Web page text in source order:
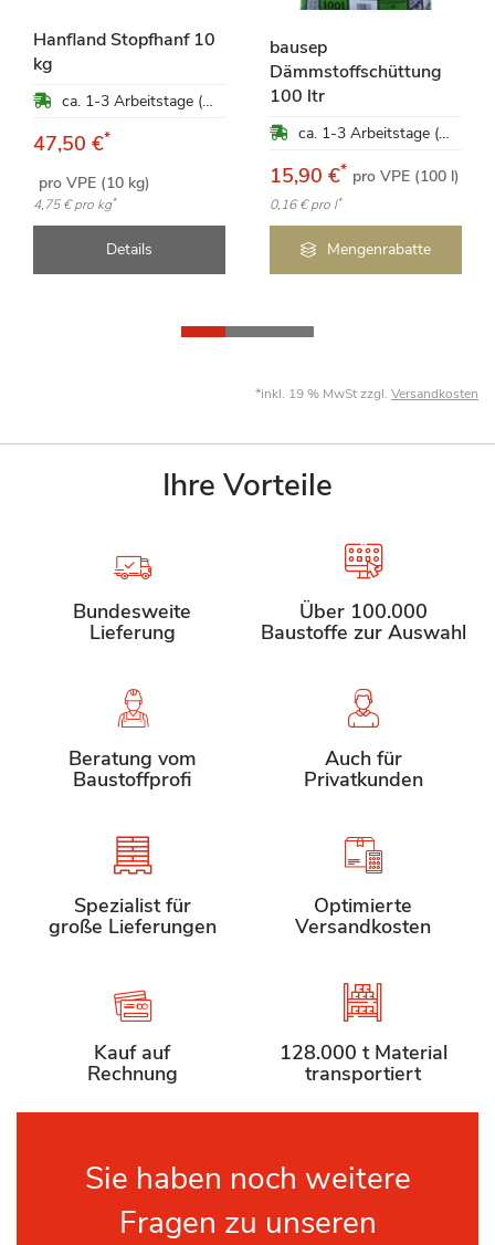
Hanfland Stopfhanf 10
kg
ca. 1-3 Arbeitstage (Mo-Fr)
47,50 €*
pro VPE (10 kg)
4,75 €pro kg*
Details
bausep
Dämmstoffschüttung
100 ltr
ca. 1-3 Arbeitstage (Mo-Fr)
15,90 €* pro VPE (100 l)
0,16 €pro l*
Mengenrabatte
*inkl. 19 % MwSt zzgl. Versandkosten
Ihre Vorteile
Bundesweite
Lieferung
Über 100.000
Baustoffe zur Auswahl
Beratung vom
Baustoffprofi
Auch für
Privatkunden
Spezialist für
große Lieferungen
Optimierte
Versandkosten
Kauf auf
Rechnung
128.000 t Material
transportiert
Sie haben noch weitere
Fragen zu unseren